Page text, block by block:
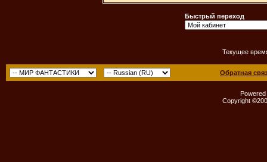
Быстрый переход
Текущее
Обратная
Copyright